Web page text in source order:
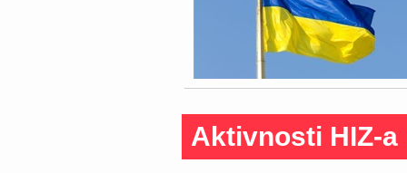
Aktivnosti HIZ-a